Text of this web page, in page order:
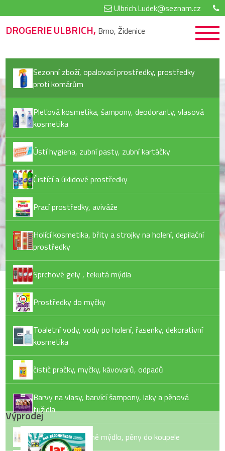
Ulbrich.Ludek@seznam.cz
DROGERIE ULBRICH, Brno, Židenice
Sezonní zboží, opalovací prostředky, prostředky
proti komárům
Pleťová kosmetika, šampony, deodoranty, vlasová
kosmetika
Ústí hygiena, zubní pasty, zubní kartáčky
Čistící a úklidové prostředky
Prací prostředky, aviváže
Holící kosmetika, břity a strojky na holení, depilační
prostředky
Sprchové gely , tekutá mýdla
Prostředky do myčky
Toaletní vody, vody po holení, řasenky, dekorativní
kosmetika
čistič pračky, myčky, kávovarů, odpadů
Barvy na vlasy, barvící šampony, laky a pěnová
tužidla
Tekuté mýdlo, tuhé mýdlo, pěny do koupele
Výprodej